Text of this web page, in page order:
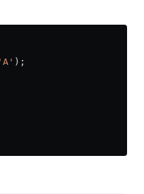
'A' );